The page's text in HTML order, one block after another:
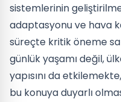
sistemlerinin
adaptasyonu ve hava
süreçte kritik öneme
günlük yaşamı değil,
yapısını da
bu konuya duyarlı